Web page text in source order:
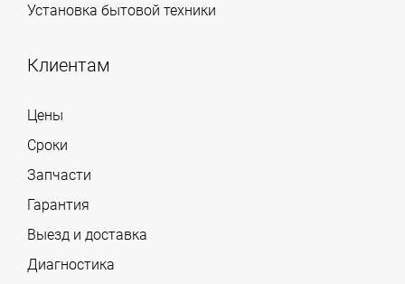
Установка бытовой техники
Клиентам
Цены
Сроки
Запчасти
Гарантия
Выезд и доставка
Диагностика